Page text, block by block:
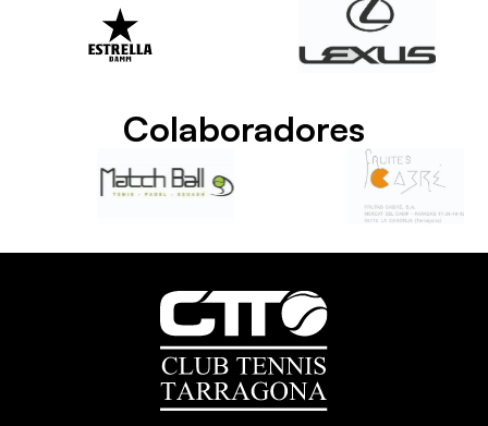
Colaboradores